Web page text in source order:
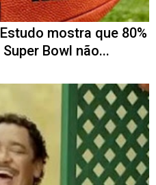
mostra que 80%
Bowl não...